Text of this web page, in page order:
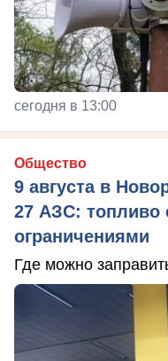
сегодня в 13:00
Общество
9 августа в
27 АЗС: топливо
ограничениями
Где можно